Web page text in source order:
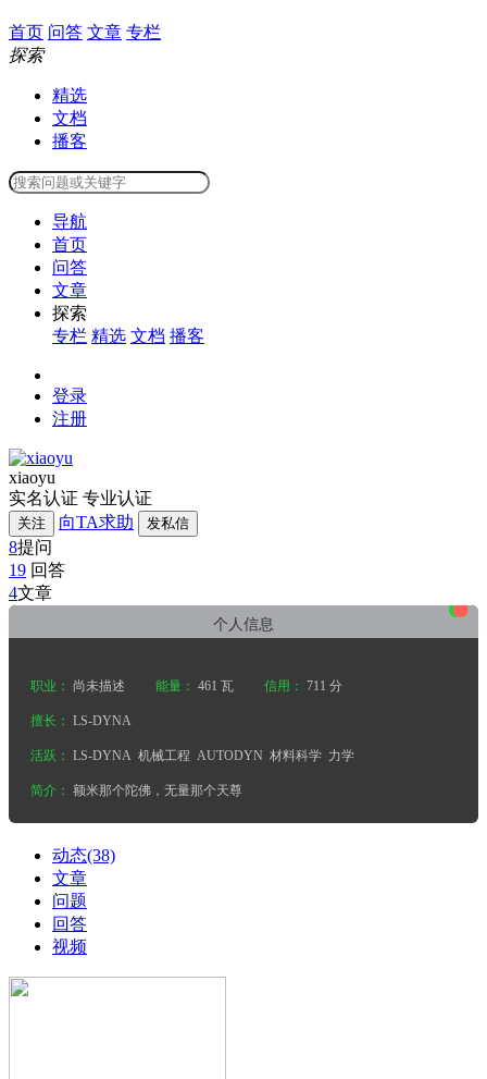
首页 问答 文章 专栏
探索
精选
文档
播客
导航
首页
问答
文章
探索
专栏 精选 文档 播客
登录
注册
xiaoyu
实名认证 专业认证
关注 向TA求助 发私信
8提问
19 回答
4文章
个人信息 •
•
•
职业： 尚未描述 能量： 461 瓦 信用： 711 分
擅长： LS-DYNA
活跃： LS-DYNA 机械工程 AUTODYN 材料科学 力学
简介： 额米那个陀佛，无量那个天尊
动态(38)
文章
问题
回答
视频